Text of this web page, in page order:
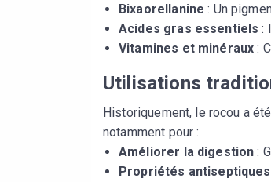
Bixaorellanine : Un
Acides gras essentiels :
Vitamines et minéraux :
Utilisations
Historiquement, le rocou a
notamment pour :
Améliorer la digestion :
Propriétés antiseptiques